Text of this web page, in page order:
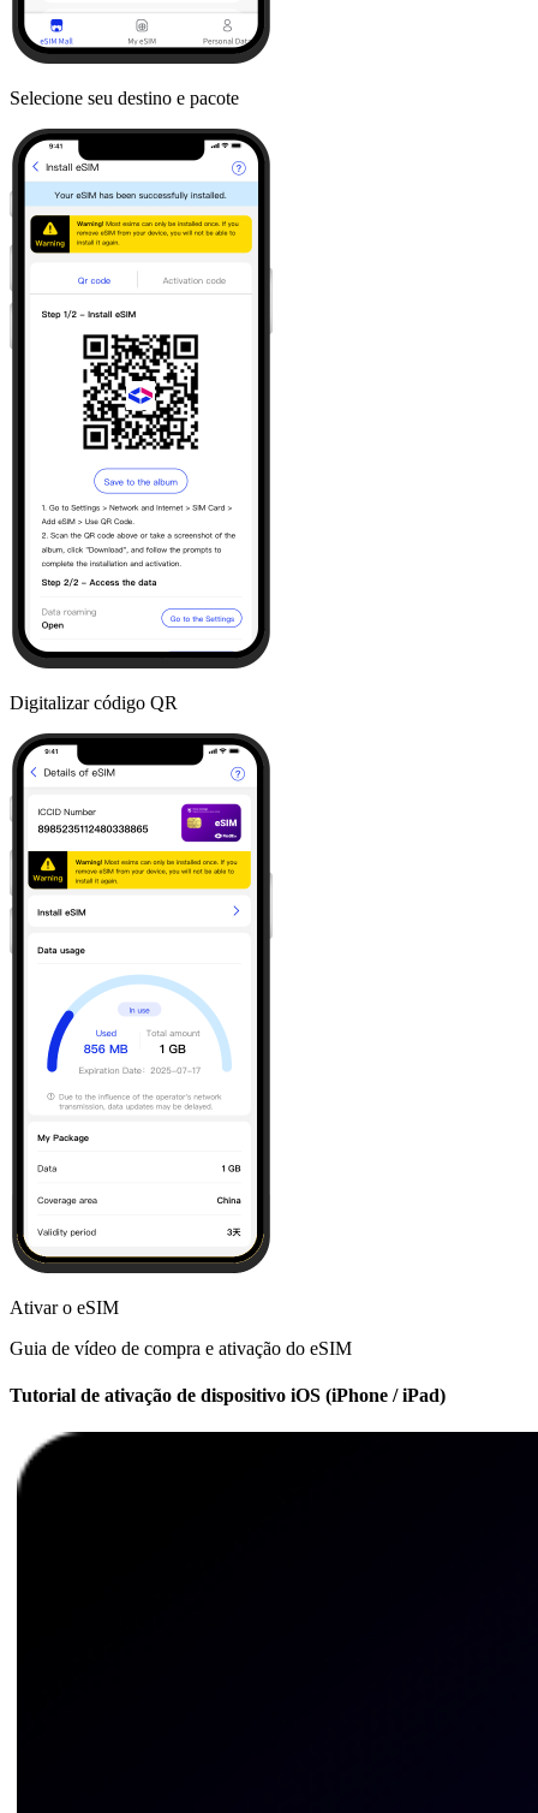
Selecione seu destino e pacote
Digitalizar código QR
Ativar o eSIM
Guia de vídeo de compra e ativação do eSIM
Tutorial de ativação de dispositivo iOS (iPhone / iPad)